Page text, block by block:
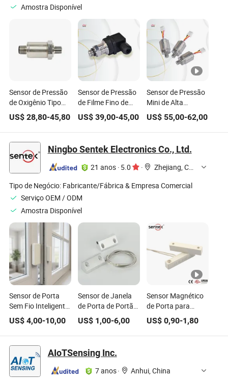
Amostra Disponível
Sensor de Pressão
de Oxigênio Tipo
Estrutural
Mecânico Chntek
da China com
Preço Acessível
US$28,80-45,80
Sensor de Pressão
de Filme Fino de
Alta Qualidade
Chntek da China
G1/4 4~20mA 0-
10V 0.5-4.5V
Sensor Hidráulico
US$ 39,00-45,00
Sensor de Pressão
Mini de Alta
Qualidade Chntek
da China G1/4
4~20mA 0.5-4.5V
Sensor de Pressão
de Baixo Custo
US$ 55,00-62,00
Ningbo Sentek Electronics Co., Ltd.
21 anos · 5.0 ·
Zhejiang, China
Tipo de Negócio: Fabricante/Fábrica & Empresa Comercial
Serviço OEM / ODM
Amostra Disponível
Sensor de Porta
Sem Fio Inteligente
ABS com Contato
Magnético para
Segurança
Residencial
US$4,00-10,00
Sensor de Janela
de Porta de Portão
de Metal Rolante
com Fio Bsd-3015
US$ 1,00-6,00
Sensor Magnético
de Porta para
Alarme de
Burglarismo com
Interruptor de
US$ 0,90-1,80
AIoTSensing Inc.
7 anos·
Anhui, China